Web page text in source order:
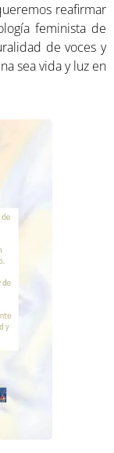
reafirmar
feminista de
de voces y
sea vida y luz en